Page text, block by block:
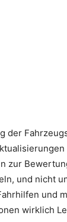
der
zur
und nicht
und
wirklich